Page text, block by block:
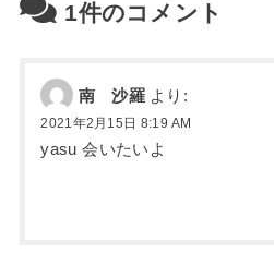
1件のコメント
南 沙羅 より:
2021年2月15日 8:19 AM
yasu 会いたいよ